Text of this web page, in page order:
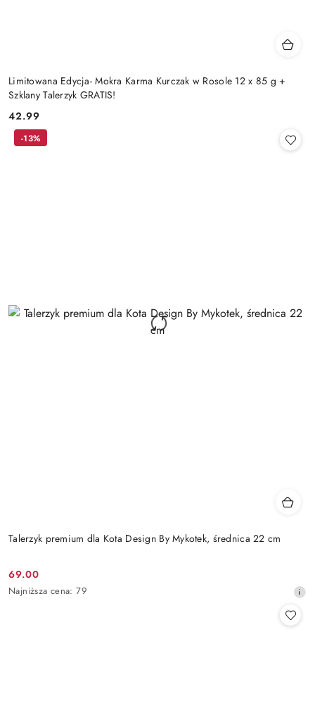
Limitowana Edycja- Mokra Karma Kurczak w Rosole 12 x 85 g +
Szklany Talerzyk GRATIS!
Cena:
42.99
Talerzyk premium dla Kota Design By Mykotek, średnica 22 cm
Cena
promocyjna:
69.00
Najniższa
Najniższa cena: 79
-13%